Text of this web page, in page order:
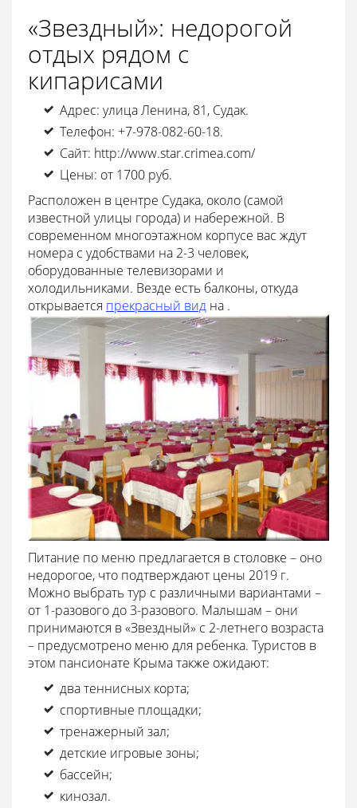
«Звездный»: недорогой
отдых рядом с
кипарисами
Адрес: улица Ленина, 81, Судак.
Телефон: +7-978-082-60-18.
Сайт: http://www.star.crimea.com/
Цены: от 1700 руб.
Расположен в центре Судака, около (самой
известной улицы города) и набережной. В
современном многоэтажном корпусе вас ждут
номера с удобствами на 2-3 человек,
оборудованные телевизорами и
холодильниками. Везде есть балконы, откуда
открывается прекрасный вид на .
Питание по меню предлагается в столовке – оно
недорогое, что подтверждают цены 2019 г.
Можно выбрать тур с различными вариантами –
от 1-разового до 3-разового. Малышам – они
принимаются в «Звездный» с 2-летнего возраста
– предусмотрено меню для ребенка. Туристов в
этом пансионате Крыма также ожидают:
два теннисных корта;
спортивные площадки;
тренажерный зал;
детские игровые зоны;
бассейн;
кинозал.